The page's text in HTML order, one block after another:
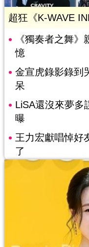
超狂《K-WAVE
《獨奏者之舞
憶
金宣虎錄影錄到
呆
LiSA還沒來夢
曝
王力宏獻唱悼
了